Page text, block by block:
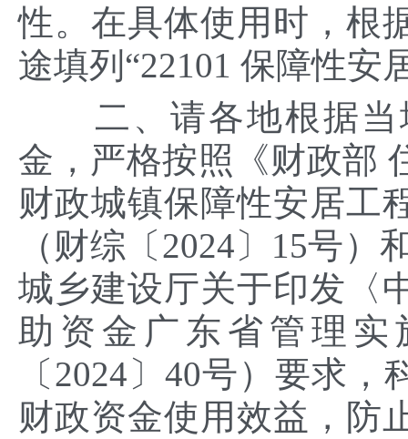
性。在具体使用时，根
途填列“22101 保障性安
二、请各地根据当
金，严格按照《财政部
财政城镇保障性安居工
（财综〔2024〕15号
城乡建设厅关于印发〈
助资金广东省管理
〔2024〕40号）要求
财政资金使用效益，防